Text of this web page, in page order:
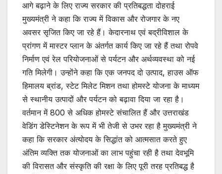
आगे बढ़ाने के लिए राज्य सरकार की प्रतिबद्धता दोहराई
मुख्यमंत्री ने कहा कि राज्य में विकास और रोजगार के नए
अवसर सृजित किए जा रहे हैं। केदारनाथ एवं बद्रीविशाल के
प्रांगण में मास्टर प्लान के अंतर्गत कार्य किए जा रहे हैं तथा रोपवे
निर्माण एवं रेल परियोजनाओं से पर्यटन और अर्थव्यवस्था को नई
गति मिलेगी। उन्होंने कहा कि एक जनपद दो उत्पाद, हाउस ऑफ
हिमालय ब्रांड, स्टेट मिलेट मिशन तथा होमस्टे योजना के माध्यम
से स्थानीय उत्पादों और पर्यटन को बढ़ावा दिया जा रहा है।
वर्तमान में 800 से अधिक होमस्टे संचालित हैं और उत्तराखंड
वेडिंग डेस्टिनेशन के रूप में भी तेजी से उभर रहा है मुख्यमंत्री ने
कहा कि सरकार अंत्योदय के सिद्धांत को आत्मसात करते हुए
अंतिम व्यक्ति तक योजनाओं का लाभ पहुंचा रही है तथा देवभूमि
की विरासत और संस्कृति की रक्षा के लिए पूरी तरह प्रतिबद्ध है